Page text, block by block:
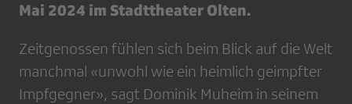
Mai 2024 im Stadttheater Olten.
Zeitgenossen fühlen sich beim Blick auf die Welt
manchmal «unwohl wie ein heimlich geimpfter
Impfgegner», sagt Dominik Muheim in seinem